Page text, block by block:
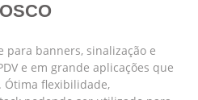
para banners, sinalização e
e em grande aplicações que
Ótima flexibilidade,